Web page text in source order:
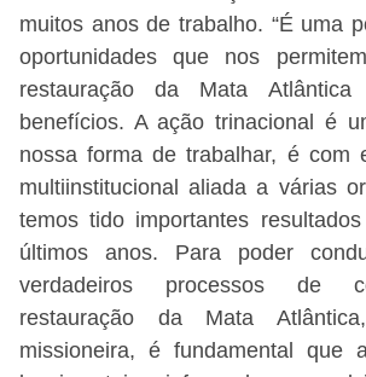
muitos anos de trabalho. “É uma
oportunidades que nos
restauração da Mata
benefícios. A ação trinacional é
nossa forma de trabalhar, é com
multiinstitucional aliada a várias
temos tido importantes
últimos anos. Para poder
verdadeiros processos de
restauração da Mata
missioneira, é fundamental que